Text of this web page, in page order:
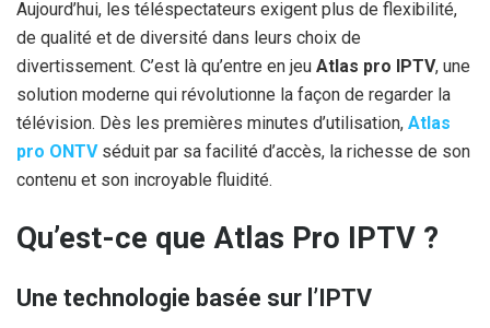
Aujourd’hui, les téléspectateurs exigent plus de flexibilité,
de qualité et de diversité dans leurs choix de
divertissement. C’est là qu’entre en jeu Atlas pro IPTV, une
solution moderne qui révolutionne la façon de regarder la
télévision. Dès les premières minutes d’utilisation, Atlas
pro ONTVséduit par sa facilité d’accès, la richesse de son
contenu et son incroyable fluidité.
Qu’est-ce que Atlas Pro IPTV ?
Une technologie basée sur l’IPTV